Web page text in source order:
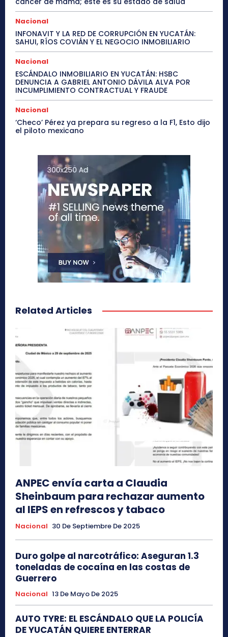
Nacional
INFONAVIT Y LA RED DE CORRUPCIÓN EN YUCATÁN:
SAHUI, RÍOS COVIÁN Y EL NEGOCIO INMOBILIARIO
Nacional
ESCÁNDALO INMOBILIARIO EN YUCATÁN: HSBC
DENUNCIA A GABRIEL ANTONIO DÁVILA ALVA POR
INCUMPLIMIENTO CONTRACTUAL Y FRAUDE
Nacional
‘Checo’ Pérez ya prepara su regreso a la F1, Esto dijo
el piloto mexicano
Related Articles
ANPEC envía carta a Claudia
Sheinbaum para rechazar aumento
al IEPS en refrescos y tabaco
Nacional 30 De Septiembre De 2025
Duro golpe al narcotráfico: Aseguran 1.3
toneladas de cocaína en las costas de
Guerrero
Nacional 13 De Mayo De 2025
AUTO TYRE: EL ESCÁNDALO QUE LA POLICÍA
DE YUCATÁN QUIERE ENTERRAR